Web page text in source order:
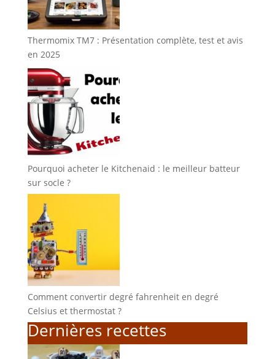
Thermomix TM7 : Présentation complète, test et avis
en 2025
Pourquoi acheter le Kitchenaid : le meilleur batteur
sur socle ?
Comment convertir degré fahrenheit en degré
Celsius et thermostat ?
Dernières recettes